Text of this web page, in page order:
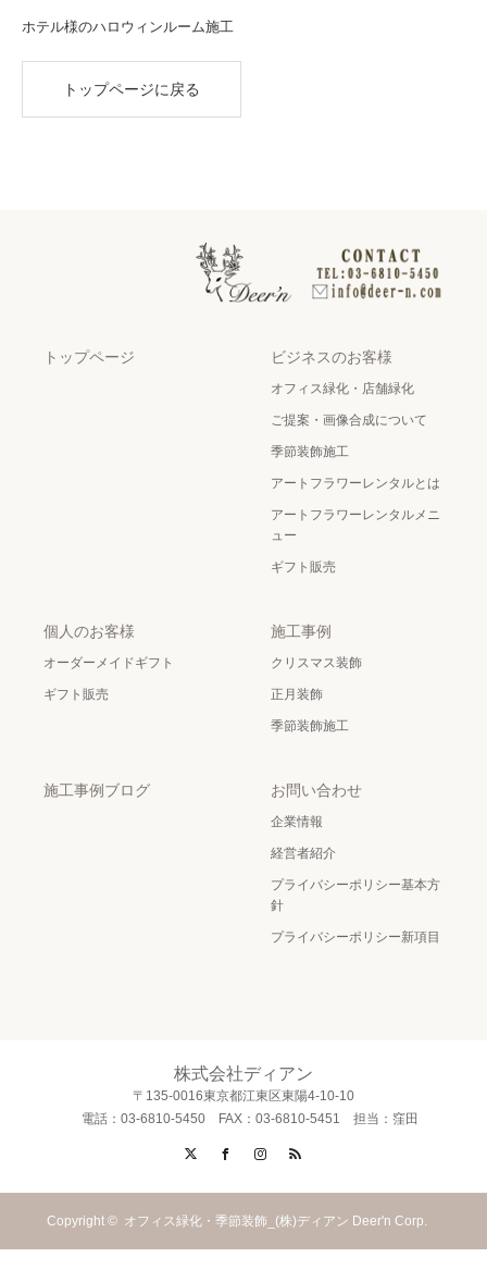
ホテル様のハロウィンルーム施工
トップページに戻る
トップページ ビジネスのお客様
オフィス緑化・店舗緑化
ご提案・画像合成について
季節装飾施工
アートフラワーレンタルとは
アートフラワーレンタルメニ
ュー
ギフト販売
個人のお客様
オーダーメイドギフト
ギフト販売
施工事例
クリスマス装飾
正月装飾
季節装飾施工
施工事例ブログ お問い合わせ
企業情報
経営者紹介
プライバシーポリシー基本方
針
プライバシーポリシー新項目
株式会社ディアン
〒135-0016東京都江東区東陽4-10-10
電話：03-6810-5450 FAX：03-6810-5451 担当：窪田
FacebookInstagram
Copyright © オフィス緑化・季節装飾_(株)ディアン Deer'n Corp.